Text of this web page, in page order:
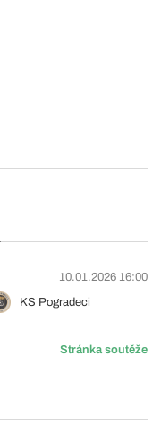
10.01.2026 16:00
KS Pogradeci
Stránka soutěže